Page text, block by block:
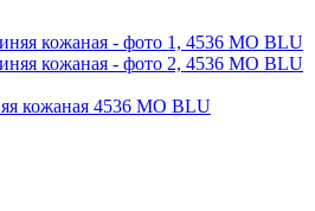
кожаная 4536 MO BLU